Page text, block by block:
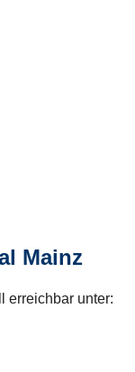
Mainz
erreichbar unter: